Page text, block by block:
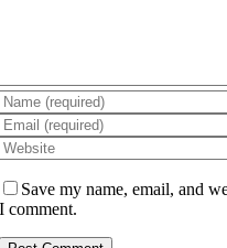
Save my name, email, and
I comment.